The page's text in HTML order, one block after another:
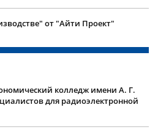
от "Айти Проект"
колледж имени А. Г.
для радиоэлектронной